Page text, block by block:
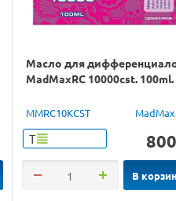
Масло для
MadMaxRC 10000cst. 100ml.
MMRC10KCST
Т 800
В